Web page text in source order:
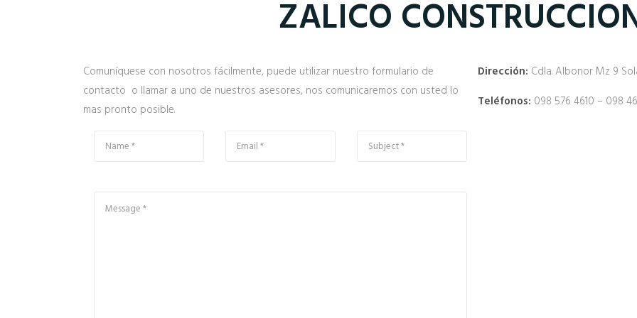
ZALICO
Comuníquese con nosotros fácilmente, puede utilizar nuestro formulario de
contacto o llamar a uno de nuestros asesores, nos comunicaremos con usted lo
mas pronto posible.
Dirección: Cdla. Albonor Mz 9
Teléfonos: 098 576 4610 – 098